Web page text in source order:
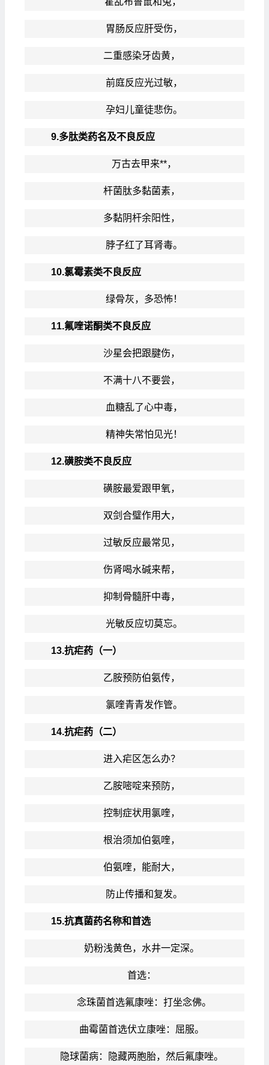
胃肠反应肝受伤，
二重感染牙齿黄，
前庭反应光过敏，
孕妇儿童徒悲伤。
9.多肽类药名及不良反应
万古去甲来**，
杆菌肽多黏菌素，
多黏阴杆余阳性，
脖子红了耳肾毒。
10.氯霉素类不良反应
绿骨灰，多恐怖！
11.氟喹诺酮类不良反应
沙星会把跟腱伤，
不满十八不要尝，
血糖乱了心中毒，
精神失常怕见光！
12.磺胺类不良反应
磺胺最爱跟甲氧，
双剑合璧作用大，
过敏反应最常见，
伤肾喝水碱来帮，
抑制骨髓肝中毒，
光敏反应切莫忘。
13.抗疟药（一）
乙胺预防伯氨传，
氯喹青青发作管。
14.抗疟药（二）
进入疟区怎么办？
乙胺嘧啶来预防，
控制症状用氯喹，
根治须加伯氨喹，
伯氨喹，能耐大，
防止传播和复发。
15.抗真菌药名称和首选
奶粉浅黄色，水井一定深。
首选：
念珠菌首选氟康唑：打坐念佛。
曲霉菌首选伏立康唑：屈服。
隐球菌病：隐藏两胞胎，然后氟康唑。